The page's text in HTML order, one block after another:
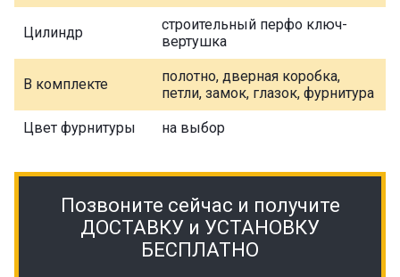
Цилиндр
строительный перфо ключ-
вертушка
В комплекте
полотно, дверная коробка,
петли, замок, глазок, фурнитура
Цвет фурнитуры на выбор
Позвоните сейчас и получите
ДОСТАВКУ и УСТАНОВКУ
БЕСПЛАТНО